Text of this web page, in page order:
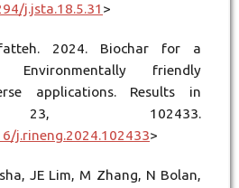
j.jsta.18.5.31 >
2024. Biochar for a
Environmentally friendly
applications. Results in
23, 102433.
j.rineng.2024.102433>
JE Lim, M Zhang, N Bolan,